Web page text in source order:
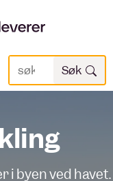
Søk
i byen ved havet.